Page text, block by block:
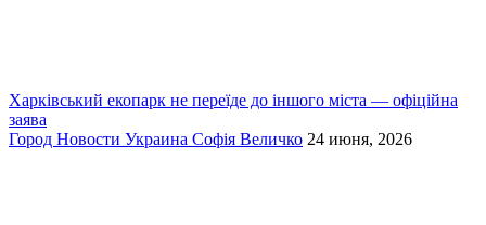
Харківський екопарк не переїде до іншого міста — офіційна
заява
Город Новости Украина Софія Величко 24 июня, 2026